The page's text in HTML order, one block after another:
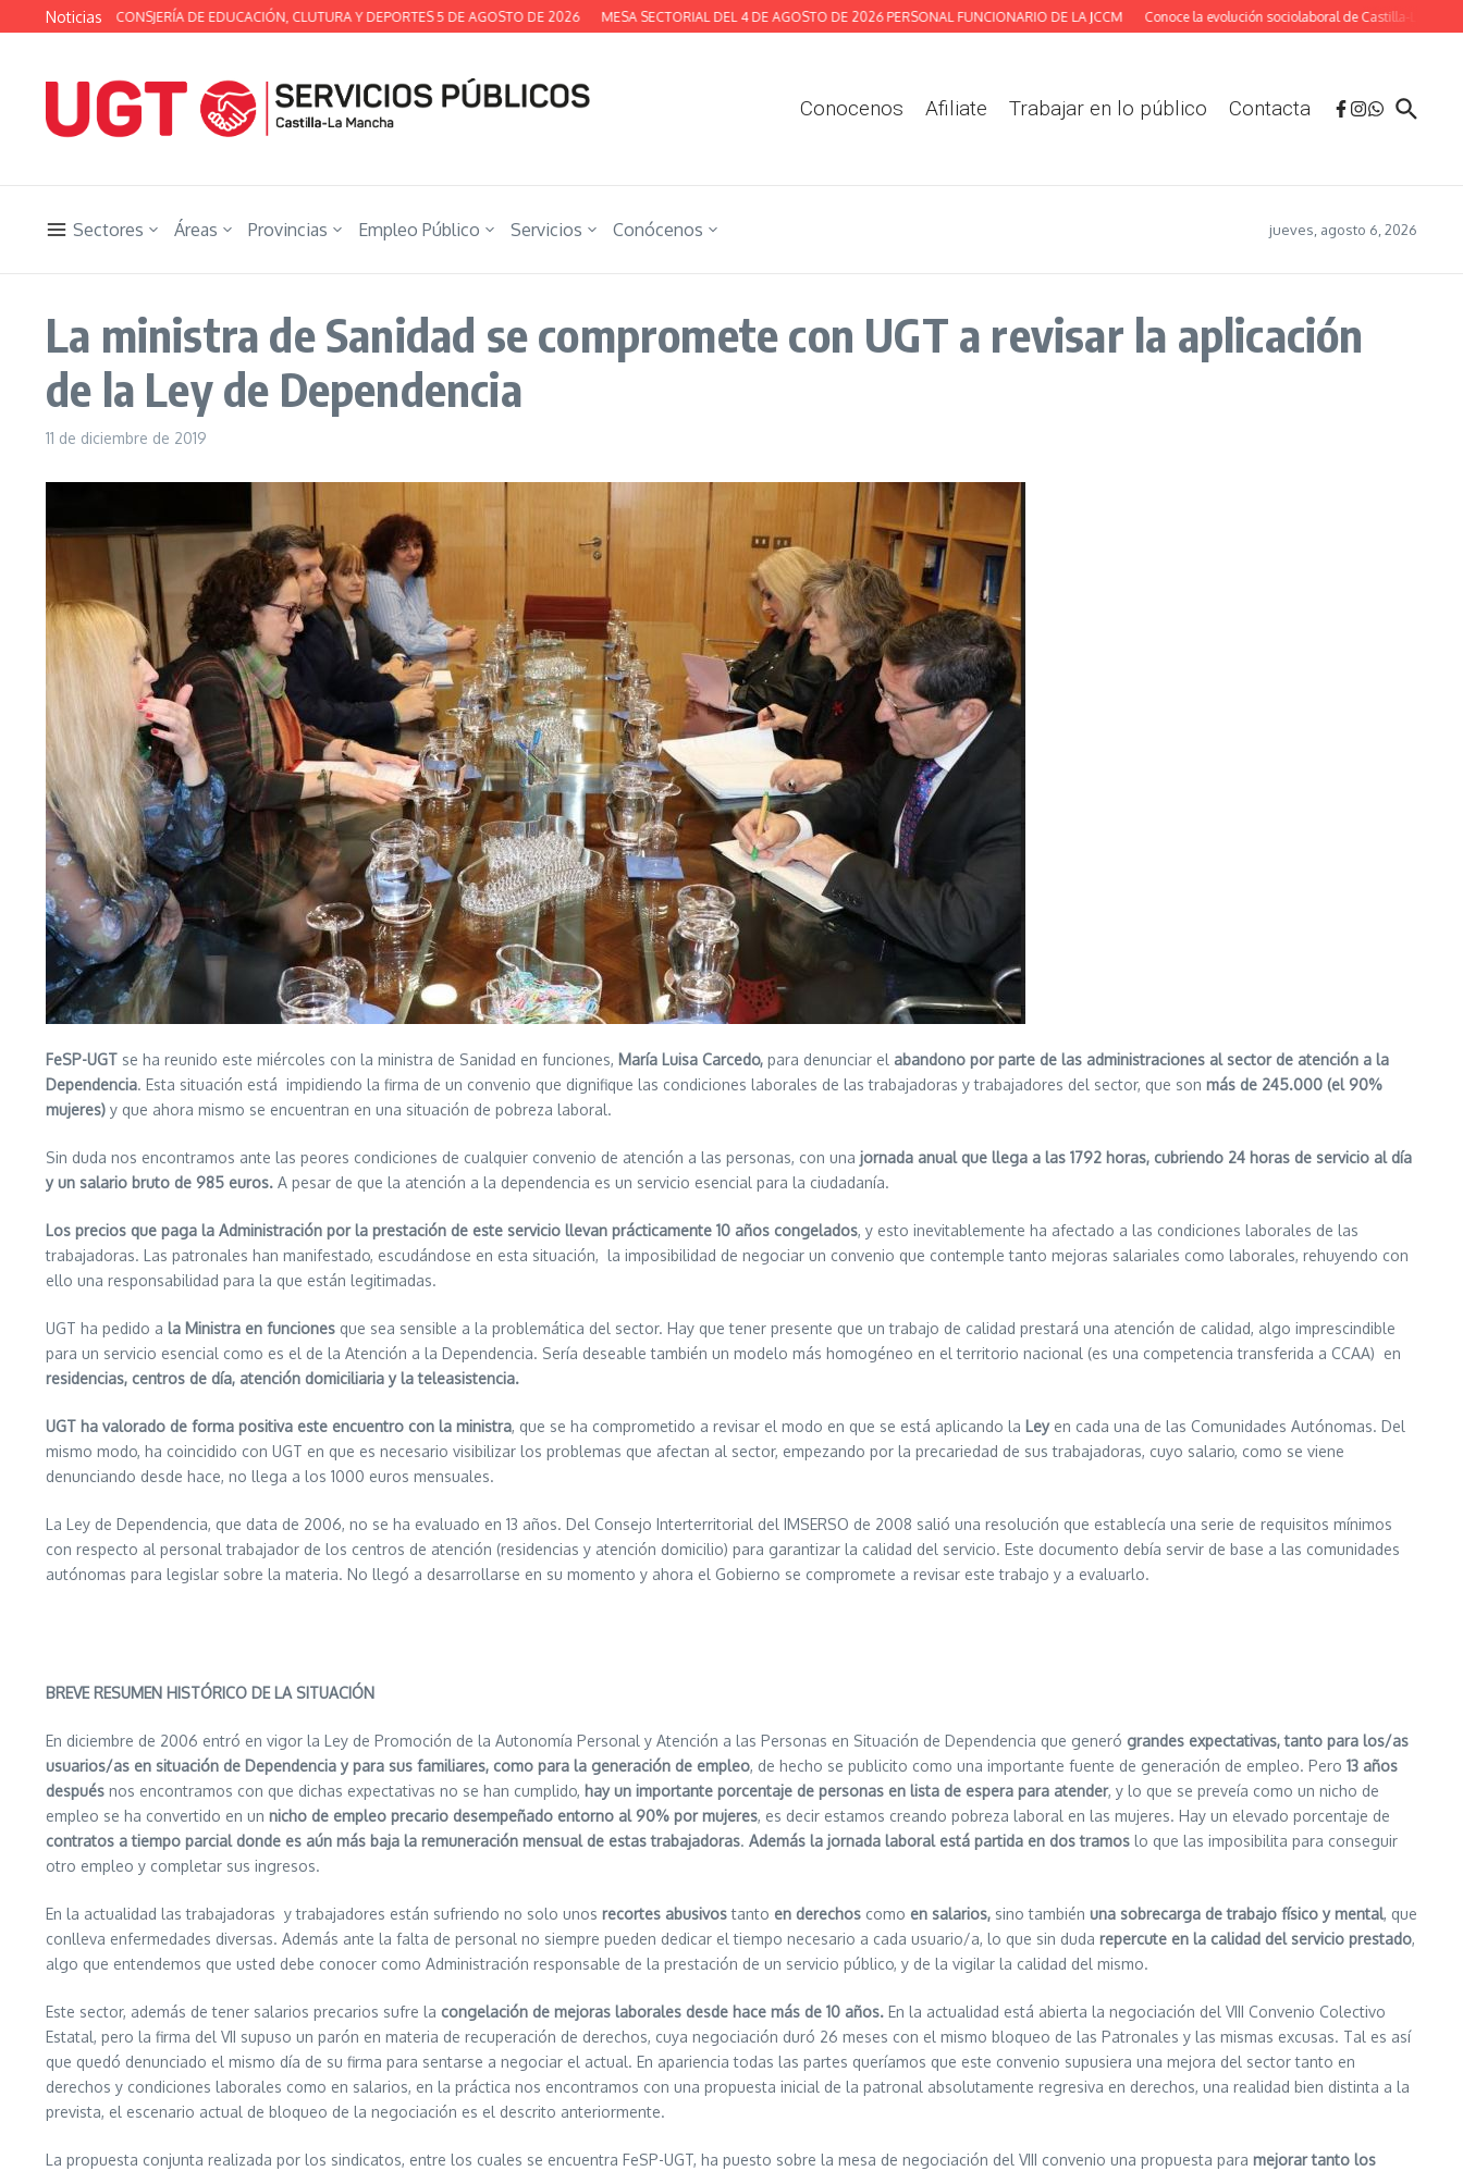
Saltar al contenido
Noticias
DE LA CONSJERÍA DE EDUCACIÓN, CLUTURA Y DEPORTES 5 DE AGOSTO DE 2026 MESA SECTORIAL DEL 4 DE AGOSTO DE 2026 PERSONAL FUNCIONARIO DE LA JCCM Conoce la evolución sociolaboral de Castilla-La Mancha
Conocenos Afiliate Trabajar en lo público Contacta
Sectores Áreas Provincias Empleo Público Servicios Conócenos jueves, agosto 6, 2026
La ministra de Sanidad se compromete con UGT a revisar la aplicación
de la Ley de Dependencia
11 de diciembre de 2019
FeSP-UGT se ha reunido este miércoles con la ministra de Sanidad en funciones, María Luisa Carcedo, para denunciar el abandono por parte de las administraciones al sector de atención a la
Dependencia. Esta situación está impidiendo la firma de un convenio que dignifique las condiciones laborales de las trabajadoras y trabajadores del sector, que son más de 245.000 (el 90%
mujeres) y que ahora mismo se encuentran en una situación de pobreza laboral.
Sin duda nos encontramos ante las peores condiciones de cualquier convenio de atención a las personas, con una jornada anual que llega a las 1792 horas, cubriendo 24 horas de servicio al día
y un salario bruto de 985 euros. A pesar de que la atención a la dependencia es un servicio esencial para la ciudadanía.
Los precios que paga la Administración por la prestación de este servicio llevan prácticamente 10 años congelados, y esto inevitablemente ha afectado a las condiciones laborales de las
trabajadoras. Las patronales han manifestado, escudándose en esta situación, la imposibilidad de negociar un convenio que contemple tanto mejoras salariales como laborales, rehuyendo con
ello una responsabilidad para la que están legitimadas.
UGT ha pedido a la Ministra en funciones que sea sensible a la problemática del sector. Hay que tener presente que un trabajo de calidad prestará una atención de calidad, algo imprescindible
para un servicio esencial como es el de la Atención a la Dependencia. Sería deseable también un modelo más homogéneo en el territorio nacional (es una competencia transferida a CCAA) en
residencias, centros de día, atención domiciliaria y la teleasistencia.
UGT ha valorado de forma positiva este encuentro con la ministra, que se ha comprometido a revisar el modo en que se está aplicando la Leyen cada una de las Comunidades Autónomas. Del
mismo modo, ha coincidido con UGT en que es necesario visibilizar los problemas que afectan al sector, empezando por la precariedad de sus trabajadoras, cuyo salario, como se viene
denunciando desde hace, no llega a los 1000 euros mensuales.
La Ley de Dependencia, que data de 2006, no se ha evaluado en 13 años. Del Consejo Interterritorial del IMSERSO de 2008 salió una resolución que establecía una serie de requisitos mínimos
con respecto al personal trabajador de los centros de atención (residencias y atención domicilio) para garantizar la calidad del servicio. Este documento debía servir de base a las comunidades
autónomas para legislar sobre la materia. No llegó a desarrollarse en su momento y ahora el Gobierno se compromete a revisar este trabajo y a evaluarlo.
BREVE RESUMEN HISTÓRICO DE LA SITUACIÓN
En diciembre de 2006 entró en vigor la Ley de Promoción de la Autonomía Personal y Atención a las Personas en Situación de Dependencia que generó grandes expectativas, tanto para los/as
usuarios/as en situación de Dependencia y para sus familiares, como para la generación de empleo, de hecho se publicito como una importante fuente de generación de empleo. Pero 13 años
después nos encontramos con que dichas expectativas no se han cumplido, hay un importante porcentaje de personas en lista de espera para atender, y lo que se preveía como un nicho de
empleo se ha convertido en un nicho de empleo precario desempeñado entorno al 90% por mujeres, es decir estamos creando pobreza laboral en las mujeres. Hay un elevado porcentaje de
contratos a tiempo parcial donde es aún más baja la remuneración mensual de estas trabajadoras. Además la jornada laboral está partida en dos tramos lo que las imposibilita para conseguir
otro empleo y completar sus ingresos.
En la actualidad las trabajadoras y trabajadores están sufriendo no solo unos recortes abusivostanto en derechos como en salarios, sino también una sobrecarga de trabajo físico y mental, que
conlleva enfermedades diversas. Además ante la falta de personal no siempre pueden dedicar el tiempo necesario a cada usuario/a, lo que sin duda repercute en la calidad del servicio prestado,
algo que entendemos que usted debe conocer como Administración responsable de la prestación de un servicio público, y de la vigilar la calidad del mismo.
Este sector, además de tener salarios precarios sufre la congelación de mejoras laborales desde hace más de 10 años. En la actualidad está abierta la negociación del VIII Convenio Colectivo
Estatal, pero la firma del VII supuso un parón en materia de recuperación de derechos, cuya negociación duró 26 meses con el mismo bloqueo de las Patronales y las mismas excusas. Tal es así
que quedó denunciado el mismo día de su firma para sentarse a negociar el actual. En apariencia todas las partes queríamos que este convenio supusiera una mejora del sector tanto en
derechos y condiciones laborales como en salarios, en la práctica nos encontramos con una propuesta inicial de la patronal absolutamente regresiva en derechos, una realidad bien distinta a la
prevista, el escenario actual de bloqueo de la negociación es el descrito anteriormente.
La propuesta conjunta realizada por los sindicatos, entre los cuales se encuentra FeSP-UGT, ha puesto sobre la mesa de negociación del VIII convenio una propuesta para mejorar tanto los